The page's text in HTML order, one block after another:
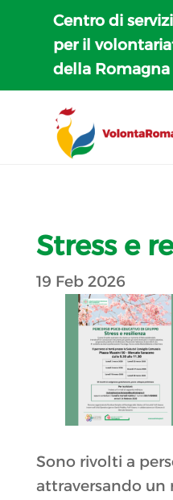
Centro di
per il
della Romagna
Stress e
19 Feb 2026
Sono rivolti a
attraversando